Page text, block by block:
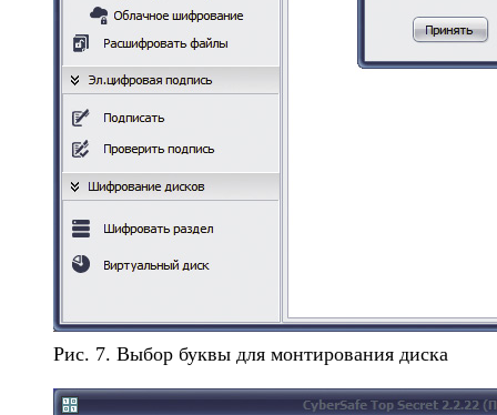
Рис. 7. Выбор буквы для монтирования диска